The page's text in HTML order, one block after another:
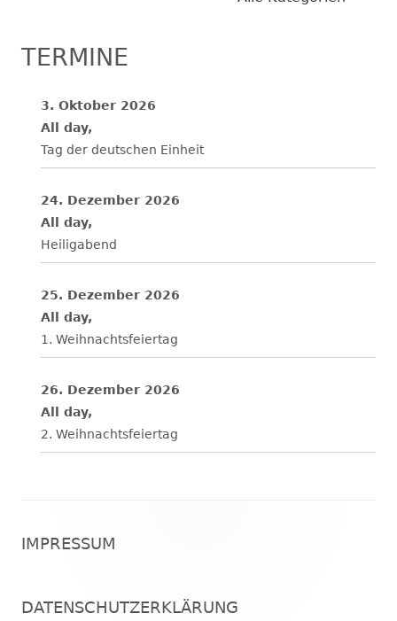
TERMINE
3. Oktober 2026
All day,
Tag der deutschen Einheit
24. Dezember 2026
All day,
Heiligabend
25. Dezember 2026
All day,
1. Weihnachtsfeiertag
26. Dezember 2026
All day,
2. Weihnachtsfeiertag
Inhalt
IMPRESSUM
DATENSCHUTZERKLÄRUNG